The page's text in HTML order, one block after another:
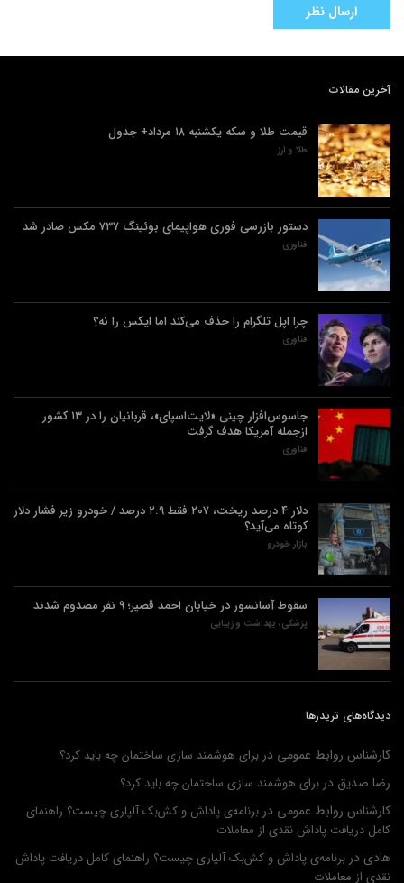
آخرین مقالات
قیمت طلا و سکه یکشنبه ۱۸ مرداد+ جدول
طلا و ارز
دستور بازرسی فوری هواپیمای بوئینگ ۷۳۷ مکس صادر شد
فناوری
چرا اپل تلگرام را حذف می‌کند اما ایکس را نه؟
فناوری
جاسوس‌افزار چینی «لایت‌اسپای»، قربانیان را در ۱۳ کشور
ازجمله آمریکا هدف گرفت
فناوری
دلار ۴ درصد ریخت، ۲۰۷ فقط ۲.۹ درصد / خودرو زیر فشار دلار
کوتاه می‌آید؟
بازار خودرو
سقوط آسانسور در خیابان احمد قصیر؛ ۹ نفر مصدوم شدند
پزشکی، بهداشت و زیبایی
دیدگاه‌های تریدرها
کارشناس روابط عمومی در برای هوشمند سازی ساختمان چه باید کرد؟
رضا صدیق در برای هوشمند سازی ساختمان چه باید کرد؟
کارشناس روابط عمومی در برنامه‌ی پاداش و کش‌بک آلپاری چیست؟ راهنمای
کامل دریافت پاداش نقدی از معاملات
هادی در برنامه‌ی پاداش و کش‌بک آلپاری چیست؟ راهنمای کامل دریافت پاداش
نقدی از معاملات